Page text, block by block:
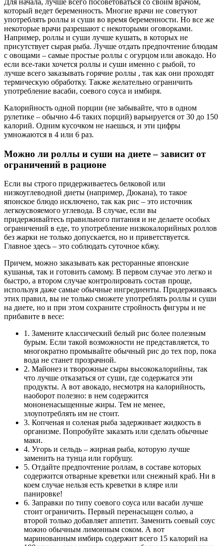
Для начала, лучше всего посоветоваться со своим врачом,
который ведет беременность. Многие врачи не советуют
употреблять роллы и суши во время беременности. Но все же
некоторые врачи разрешают с некоторыми оговорками.
Например, роллы и суши лучше кушать, в которых не
присутствует сырая рыба. Лучше отдать предпочтение блюдам
с овощами – самые простые роллы с огурцом или авокадо. Но
если все-таки хочется роллы и суши именно с рыбой, то
лучше всего заказывать горячие роллы , так как они проходят
термическую обработку. Также желательно ограничить
употребление васаби, соевого соуса и имбиря.
Калорийность одной порции (не забывайте, что в одном
рулетике – обычно 4-6 таких порций) варьируется от 30 до 150
калорий. Одним кусочком не наешься, и эти цифры
умножаются в 4 или 6 раз.
Можно ли роллы и суши на диете – зависит от
ограничений в рационе
Если вы строго придерживаетесь белковой или
низкоуглеводной диеты (например, Дюкана), то такое
японское блюдо исключено, так как рис – это источник
легкоусвояемого углевода. В случае, если вы
придерживайтесь правильного питания и не делаете особых
ограничений в еде, то употребление низкокалорийных роллов
без жарки не только допускается, но и приветствуется.
Главное здесь – это соблюдать суточное кбжу.
Причем, можно заказывать как ресторанные японские
кушанья, так и готовить самому. В первом случае это легко и
быстро, а втором случае контролировать состав проще,
используя даже самые обычные ингредиенты. Придерживаясь
этих правил, вы не только сможете употреблять роллы и суши
на диете, но и при этом сохраните стройность фигуры и не
прибавите в весе:
1. Замените классический белый рис более полезным
бурым. Если такой возможности не представляется, то
многократно промывайте обычный рис до тех пор, пока
вода не станет прозрачной.
2. Майонез и творожные сыры высококалорийны, так
что лучше отказаться от суши, где содержатся эти
продукты. А вот авокадо, несмотря на калорийность,
наоборот полезно: в нем содержится
мононенасыщенные жиры. Тем не менее,
злоупотреблять им не стоит.
3. Копченая и соленая рыба задерживает жидкость в
организме. Попробуйте заказать или сделать обычные
маки.
4. Угорь и сельдь – жирная рыба, которую лучше
заменить на тунца или горбушу.
5. Отдайте предпочтение роллам, в составе которых
содержится отварные креветки или снежный краб. Ни в
коем случае нельзя есть креветки в кляре или
панировке!
6. Заправки по типу соевого соуса или васаби лучше
стоит ограничить. Первый перенасыщен солью, а
второй только добавляет аппетит. Заменить соевый соус
можно обычным лимонным соком. А вот
маринованным имбирь содержит всего 15 калорий на